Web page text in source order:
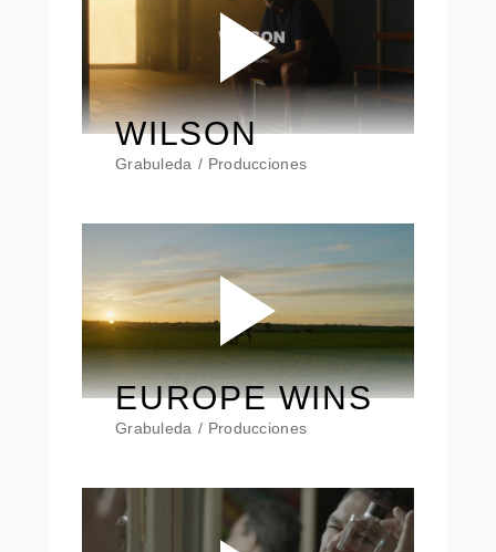
WILSON
Grabuleda Producciones
EUROPE WINS
Grabuleda Producciones